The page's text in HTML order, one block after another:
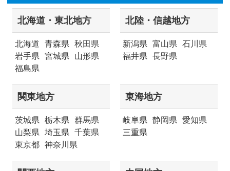
北海道・東北地方
北海道 青森県
秋田県
岩手県
宮城県
山形県
福島県
北陸・信越地方
新潟県 富山県
石川県
福井県
長野県
関東地方
茨城県 栃木県
群馬県
山梨県
埼玉県
千葉県
東京都
神奈川県
東海地方
岐阜県 静岡県
愛知県
三重県